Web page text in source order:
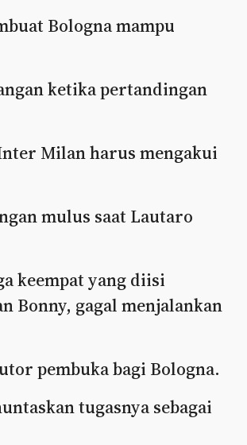
Bologna mampu
ketika pertandingan
Milan harus mengakui
mulus saat Lautaro
keempat yang diisi
Bonny, gagal menjalankan
pembuka bagi Bologna.
tugasnya sebagai